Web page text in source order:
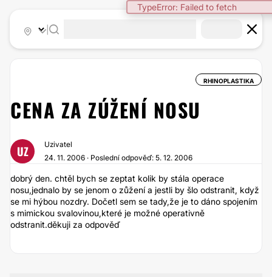
TypeError: Failed to fetch
RHINOPLASTIKA
CENA ZA ZÚŽENÍ NOSU
UZ
Uzivatel
24. 11. 2006 · Poslední odpověď: 5. 12. 2006
dobrý den. chtěl bych se zeptat kolik by stála operace
nosu,jednalo by se jenom o zůžení a jestli by šlo odstranit, když
se mi hýbou nozdry. Dočetl sem se tady,že je to dáno spojením
s mimickou svalovinou,které je možné operativně
odstranit.děkuji za odpověď